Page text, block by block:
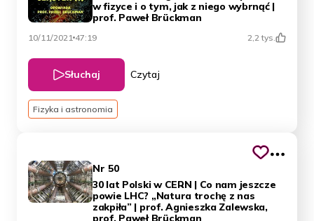
w fizyce i o tym, jak z niego wybrnąć |
prof. Paweł Brückman
10/11/2021 47:19 2,2 tys.
Słuchaj Czytaj
Fizyka i astronomia
Nr 50
30 lat Polski w CERN | Co nam jeszcze
powie LHC? „Natura trochę z nas
zakpiła” | prof. Agnieszka Zalewska,
prof. Paweł Brückman